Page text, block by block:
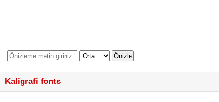
Kaligrafi fonts